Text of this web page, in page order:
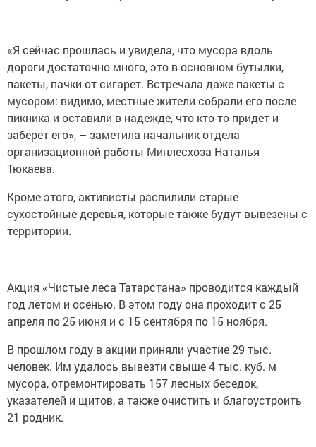
«Я сейчас прошлась и увидела, что мусора вдоль
дороги достаточно много, это в основном бутылки,
пакеты, пачки от сигарет. Встречала даже пакеты с
мусором: видимо, местные жители собрали его после
пикника и оставили в надежде, что кто-то придет и
заберет его», – заметила начальник отдела
организационной работы Минлесхоза Наталья
Тюкаева.
Кроме этого, активисты распилили старые
сухостойные деревья, которые также будут вывезены с
территории.
Акция «Чистые леса Татарстана» проводится каждый
год летом и осенью. В этом году она проходит с 25
апреля по 25 июня и с 15 сентября по 15 ноября.
В прошлом году в акции приняли участие 29 тыс.
человек. Им удалось вывезти свыше 4 тыс. куб. м
мусора, отремонтировать 157 лесных беседок,
указателей и щитов, а также очистить и благоустроить
21 родник.